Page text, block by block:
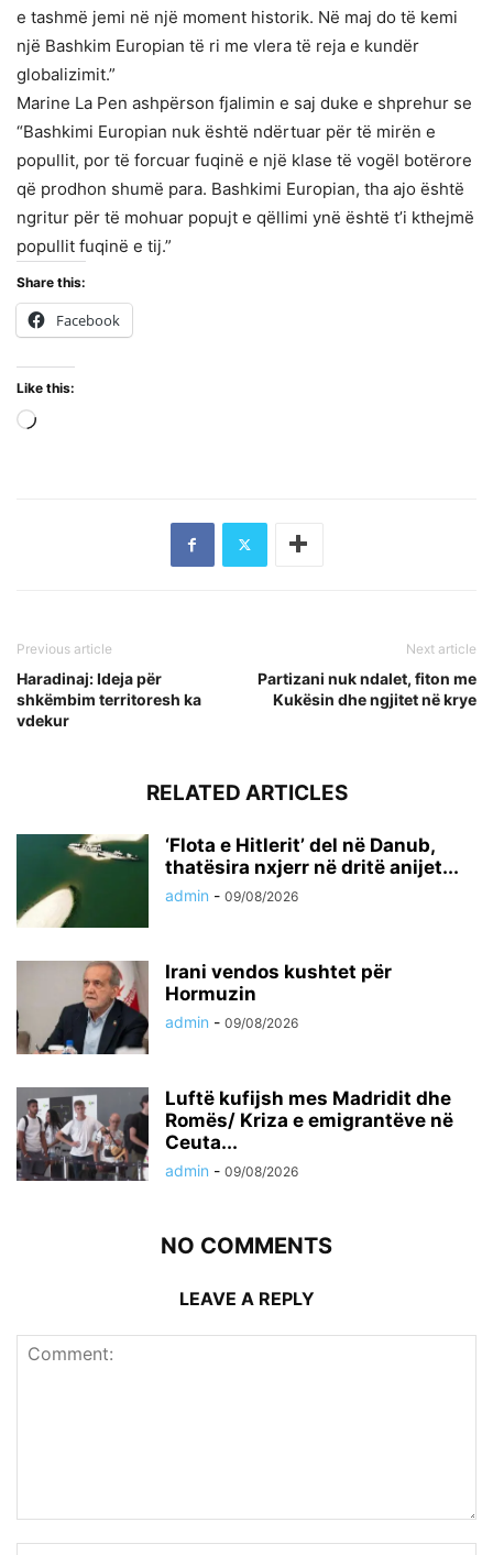
e tashmë jemi në një moment historik. Në maj do të kemi
një Bashkim Europian të ri me vlera të reja e kundër
globalizimit.”
Marine La Pen ashpërson fjalimin e saj duke e shprehur se
“Bashkimi Europian nuk është ndërtuar për të mirën e
popullit, por të forcuar fuqinë e një klase të vogël botërore
që prodhon shumë para. Bashkimi Europian, tha ajo është
ngritur për të mohuar popujt e qëllimi ynë është t’i kthejmë
popullit fuqinë e tij.”
Share this:
Facebook
Like this:
Previous article
Haradinaj: Ideja për
shkëmbim territoresh ka
vdekur
Next article
Partizani nuk ndalet, fiton me
Kukësin dhe ngjitet në krye
RELATED ARTICLES
‘Flota e Hitlerit’ del në Danub,
thatësira nxjerr në dritë anijet...
admin - 09/08/2026
Irani vendos kushtet për
Hormuzin
admin - 09/08/2026
Luftë kufijsh mes Madridit dhe
Romës/ Kriza e emigrantëve në
Ceuta...
admin - 09/08/2026
NO COMMENTS
LEAVE A REPLY